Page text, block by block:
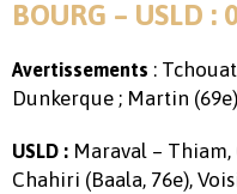
BOURG – USLD :
Avertissements :
Dunkerque ; Martin
USLD : Maraval –
Chahiri (Baala, 76e),